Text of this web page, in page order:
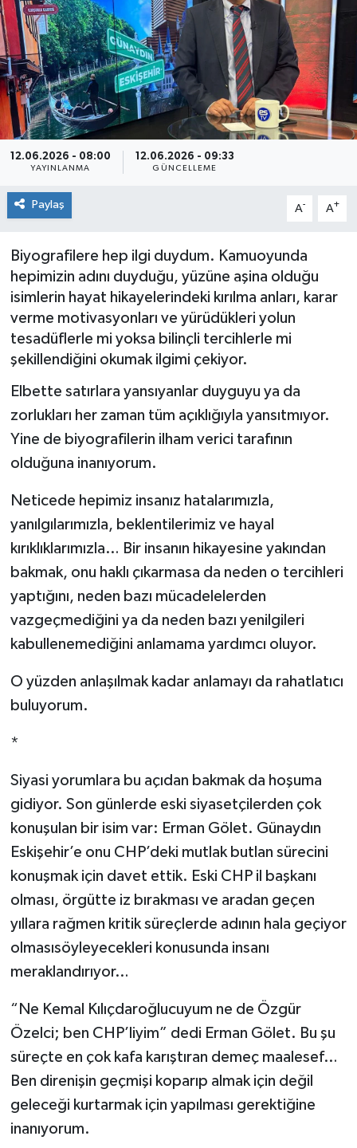
12.06.2026 - 08:00
YAYINLANMA
12.06.2026 - 09:33
GÜNCELLEME
Paylaş A- A+
Biyografilere hep ilgi duydum. Kamuoyunda
hepimizin adını duyduğu, yüzüne aşina olduğu
isimlerin hayat hikayelerindeki kırılma anları, karar
verme motivasyonları ve yürüdükleri yolun
tesadüflerle mi yoksa bilinçli tercihlerle mi
şekillendiğini okumak ilgimi çekiyor.
Elbette satırlara yansıyanlar duyguyu ya da
zorlukları her zaman tüm açıklığıyla yansıtmıyor.
Yine de biyografilerin ilham verici tarafının
olduğuna inanıyorum.
Neticede hepimiz insanız hatalarımızla,
yanılgılarımızla, beklentilerimiz ve hayal
kırıklıklarımızla… Bir insanın hikayesine yakından
bakmak, onu haklı çıkarmasa da neden o tercihleri
yaptığını, neden bazı mücadelelerden
vazgeçmediğini ya da neden bazı yenilgileri
kabullenemediğini anlamama yardımcı oluyor.
O yüzden anlaşılmak kadar anlamayı da rahatlatıcı
buluyorum.
*
Siyasi yorumlara bu açıdan bakmak da hoşuma
gidiyor. Son günlerde eski siyasetçilerden çok
konuşulan bir isim var: Erman Gölet. Günaydın
Eskişehir’e onu CHP’deki mutlak butlan sürecini
konuşmak için davet ettik. Eski CHP il başkanı
olması, örgütte iz bırakması ve aradan geçen
yıllara rağmen kritik süreçlerde adının hala geçiyor
olmasısöyleyecekleri konusunda insanı
meraklandırıyor…
“Ne Kemal Kılıçdaroğlucuyum ne de Özgür
Özelci; ben CHP’liyim” dedi Erman Gölet. Bu şu
süreçte en çok kafa karıştıran demeç maalesef…
Ben direnişin geçmişi koparıp almak için değil
geleceği kurtarmak için yapılması gerektiğine
inanıyorum.
Siyaset
Spor